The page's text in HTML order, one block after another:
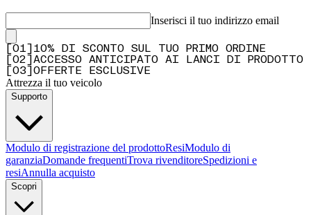
Inserisci il tuo indirizzo email
01
10% DI SCONTO SUL TUO PRIMO ORDINE
02
ACCESSO ANTICIPATO AI LANCI DI PRODOTTO
03 OFFERTE ESCLUSIVE
Attrezza il tuo veicolo
Supporto
Modulo di registrazione del prodottoResiModulo di
garanziaDomande frequentiTrova rivenditoreSpedizioni e
resiAnnulla acquisto
Scopri